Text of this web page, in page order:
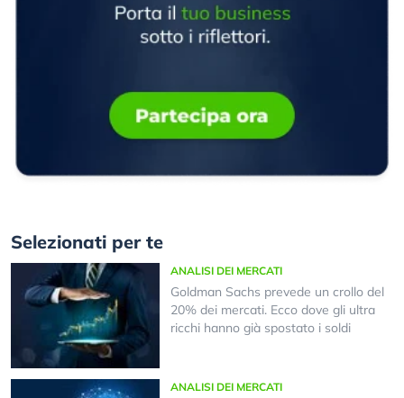
Selezionati per te
ANALISI DEI MERCATI
Goldman Sachs prevede un crollo del
20% dei mercati. Ecco dove gli ultra
ricchi hanno già spostato i soldi
ANALISI DEI MERCATI